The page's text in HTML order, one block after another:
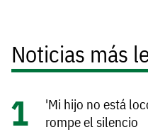
Noticias más
'Mi hijo no está
rompe el silencio